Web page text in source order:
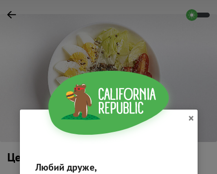
×
Любий друже,
Цезар боул з креветкою